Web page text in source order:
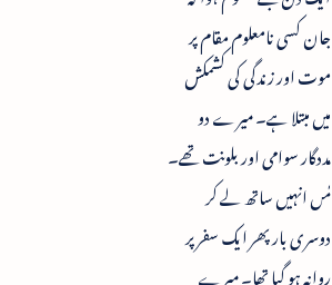
جان کسی نامعلوم مقام پر
موت اور زندگی کی کشمکش
میں مبتلا ہے۔ میرے دو
مددگار سوامی اور بلونت تھے۔
مٰں انہیں ساتھ لے کر
دوسری بار پھر ایک سفر پر
روانہ ہو گیا تھا۔ میرے